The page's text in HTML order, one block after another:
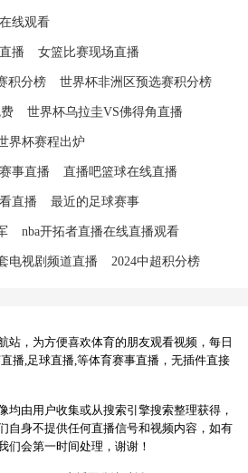
线观看
播 女篮比赛现场直播
积分榜 世界杯非洲区预选赛积分榜
世界杯乌拉圭VS佛得角直播
界杯赛程出炉
事直播 直播吧篮球在线直播
直播 最近的足球赛事
nba开拓者直播在线直播观看
电视剧频道直播 2024中超积分榜
站，为方便喜欢体育的朋友观看视频，每日
播,足球直播,等体育赛事直播，无插件直接
均由用户收集或从搜索引擎搜索整理获得，
自身不提供任何直播信号和视频内容，如有
们会第一时间处理，谢谢！